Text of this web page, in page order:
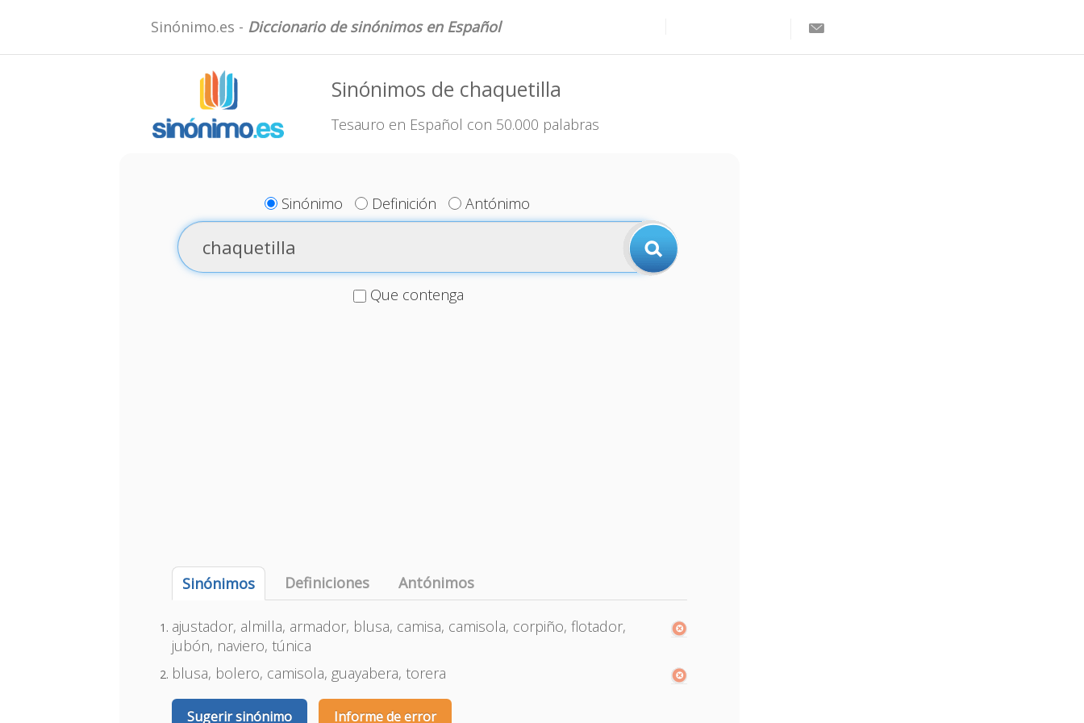
Sinónimo.es - Diccionario de sinónimos en Español
Sinónimos de chaquetilla
Tesauro en Español con 50.000 palabras
Sinónimo Definición Antónimo
Que contenga
Sinónimos Definiciones Antónimos
ajustador, almilla, armador, blusa, camisa, camisola, corpiño, flotador,
jubón, naviero, túnica
blusa, bolero, camisola, guayabera, torera
Sugerir sinónimo Informe de error